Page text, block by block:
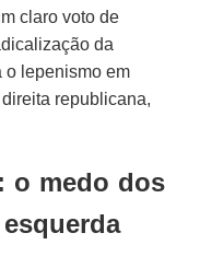
claro voto de
da
o lepenismo em
republicana,
o medo dos